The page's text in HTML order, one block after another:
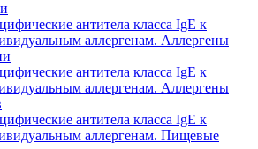
антитела класса IgE к
аллергенам. Аллергены
антитела класса IgE к
аллергенам. Аллергены
антитела класса IgE к
аллергенам. Пищевые